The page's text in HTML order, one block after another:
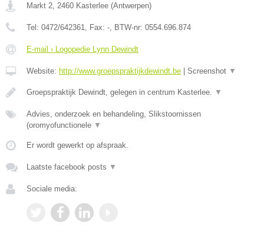
Markt 2 2460 Kasterlee (Antwerpen)
Tel: 0472/642361 , Fax: - , BTW-nr: 0554.696.874
E-mail › Logopedie Lynn Dewindt
Website: http://www.groepspraktijkdewindt.be Screenshot ▼
Groepspraktijk Dewindt, gelegen in centrum Kasterlee. ▼
Advies, onderzoek en behandeling, Slikstoornissen
(oromyofunctionele ▼
Er wordt gewerkt op afspraak.
Laatste facebook posts ▼
Sociale media: